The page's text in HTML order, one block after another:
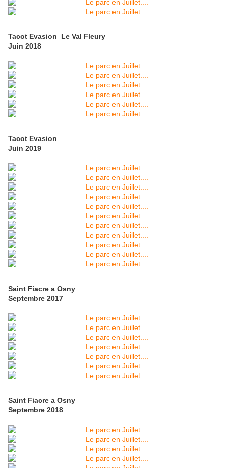
Tacot Evasion Le Val Fleury
Juin 2018
Tacot Evasion
Juin 2019
Saint Fiacre a Osny
Septembre 2017
Saint Fiacre a Osny
Septembre 2018